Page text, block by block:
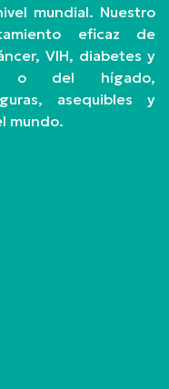
mundial. Nuestro
eficaz de
VIH, diabetes y
o del hígado,
asequibles y
mundo.